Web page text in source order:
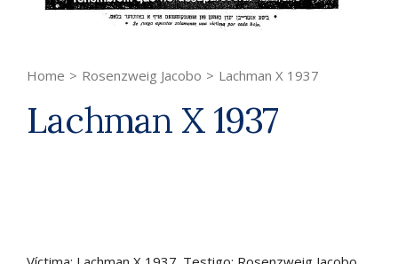
Home > Rosenzweig Jacobo > Lachman X 1937
Lachman X 1937